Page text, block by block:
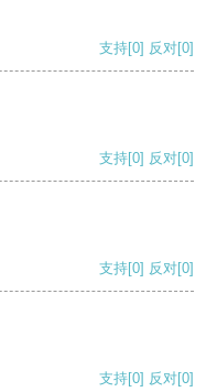
支持[0] 反对[0]
支持[0] 反对[0]
支持[0] 反对[0]
支持[0] 反对[0]